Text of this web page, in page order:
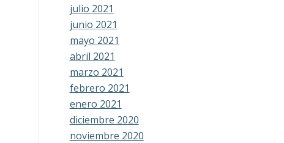
julio 2021
junio 2021
mayo 2021
abril 2021
marzo 2021
febrero 2021
enero 2021
diciembre 2020
noviembre 2020